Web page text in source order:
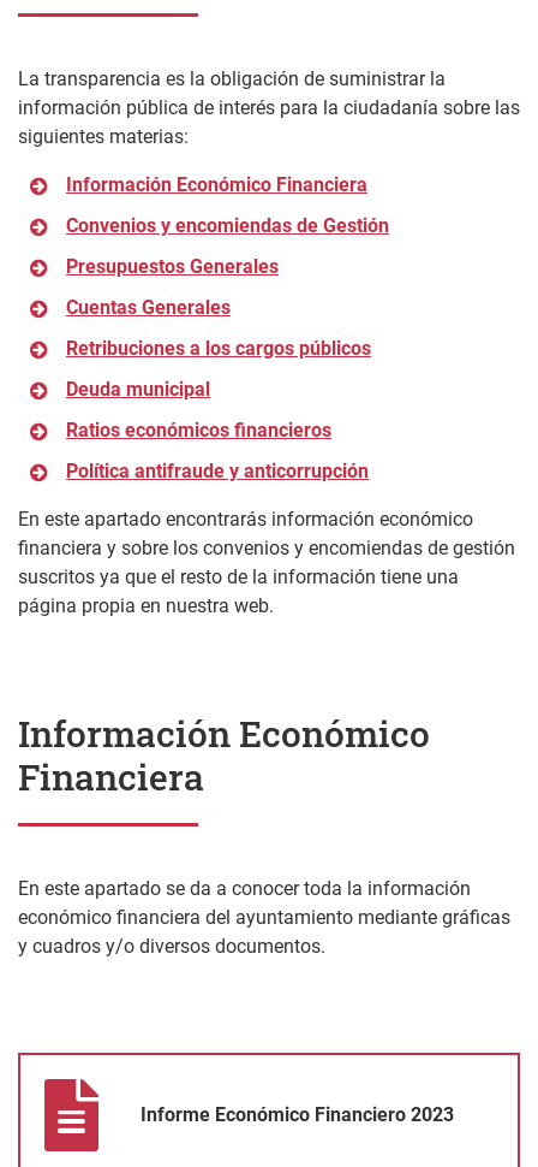
La transparencia es la obligación de suministrar la
información pública de interés para la ciudadanía sobre las
siguientes materias:
Información Económico Financiera
Convenios y encomiendas de Gestión
Presupuestos Generales
Cuentas Generales
Retribuciones a los cargos públicos
Deuda municipal
Ratios económicos financieros
Política antifraude y anticorrupción
En este apartado encontrarás información económico
financiera y sobre los convenios y encomiendas de gestión
suscritos ya que el resto de la información tiene una
página propia en nuestra web.
Información Económico
Financiera
En este apartado se da a conocer toda la información
económico financiera del ayuntamiento mediante gráficas
y cuadros y/o diversos documentos.
Informe Económico Financiero 2023